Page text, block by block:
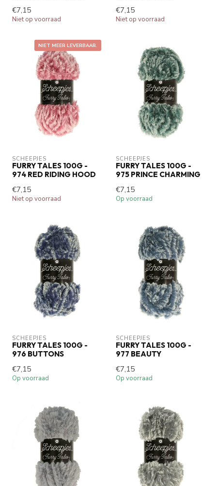
€7,15
Niet op voorraad
€7,15
Niet op voorraad
NIET MEER LEVERBAAR.
SCHEEPJES
FURRY TALES 100G -
974 RED RIDING HOOD
€7,15
Niet op voorraad
SCHEEPJES
FURRY TALES 100G -
975 PRINCE CHARMING
€7,15
Op voorraad
SCHEEPJES
FURRY TALES 100G -
976 BUTTONS
€7,15
Op voorraad
SCHEEPJES
FURRY TALES 100G -
977 BEAUTY
€7,15
Op voorraad